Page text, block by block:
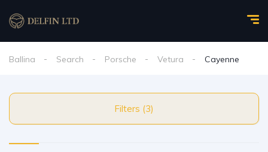
Ballina Search Porsche Vetura Cayenne
Filters (3)